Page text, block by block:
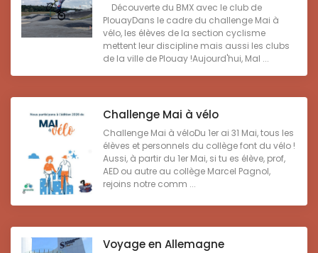
Découverte du BMX avec le club de
PlouayDans le cadre du challenge Mai à
vélo, les élèves de la section cyclisme
mettent leur discipline mais aussi les clubs
de la ville de Plouay !Aujourd'hui, Mal ...
Challenge Mai à vélo
Challenge Mai à véloDu 1er ai 31 Mai, tous les
élèves et personnels du collège font du vélo !
Aussi, à partir du 1er Mai, si tu es élève, prof,
AED ou autre au collège Marcel Pagnol,
rejoins notre comm ...
Voyage en Allemagne